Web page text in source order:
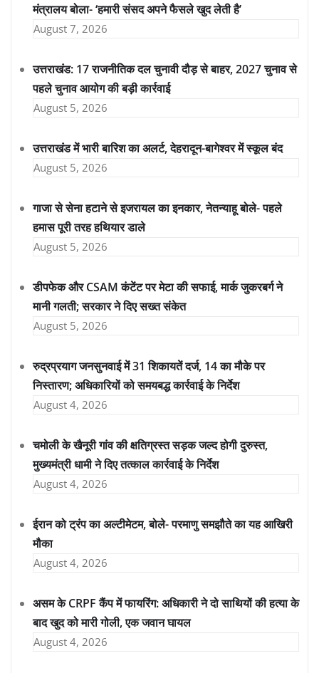
मंत्रालय बोला- ‘हमारी संसद अपने फैसले खुद लेती है’
August 7, 2026
उत्तराखंड: 17 राजनीतिक दल चुनावी दौड़ से बाहर, 2027 चुनाव से
पहले चुनाव आयोग की बड़ी कार्रवाई
August 5, 2026
उत्तराखंड में भारी बारिश का अलर्ट, देहरादून-बागेश्वर में स्कूल बंद
August 5, 2026
गाजा से सेना हटाने से इजरायल का इनकार, नेतन्याहू बोले- पहले
हमास पूरी तरह हथियार डाले
August 5, 2026
डीपफेक और CSAM कंटेंट पर मेटा की सफाई, मार्क जुकरबर्ग ने
मानी गलती; सरकार ने दिए सख्त संकेत
August 5, 2026
रुद्रप्रयाग जनसुनवाई में 31 शिकायतें दर्ज, 14 का मौके पर
निस्तारण; अधिकारियों को समयबद्ध कार्रवाई के निर्देश
August 4, 2026
चमोली के खैनूरी गांव की क्षतिग्रस्त सड़क जल्द होगी दुरुस्त,
मुख्यमंत्री धामी ने दिए तत्काल कार्रवाई के निर्देश
August 4, 2026
ईरान को ट्रंप का अल्टीमेटम, बोले- परमाणु समझौते का यह आखिरी
मौका
August 4, 2026
असम के CRPF कैंप में फायरिंग: अधिकारी ने दो साथियों की हत्या के
बाद खुद को मारी गोली, एक जवान घायल
August 4, 2026